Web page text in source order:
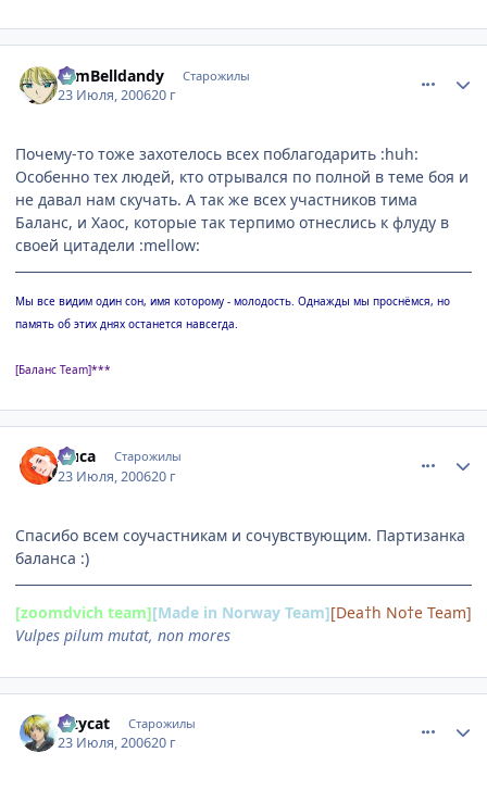
TomBelldandy Старожилы
23 Июля, 200620 г
Почему-то тоже захотелось всех поблагодарить :huh:
Особенно тех людей, кто отрывался по полной в теме боя и
не давал нам скучать. А так же всех участников тима
Баланс, и Хаос, которые так терпимо отнеслись к флуду в
своей цитадели :mellow:
Мы все видим один сон, имя которому - молодость. Однажды мы проснёмся, но
память об этих днях останется навсегда.
[Баланс Team]***
Лиса Старожилы
23 Июля, 200620 г
Спасибо всем соучастникам и сочувствующим. Партизанка
баланса :)
[zoomdvich team][Made in Norway Team][Dea†h No†e Team]
Vulpes pilum mutat, non mores
lazycat Старожилы
23 Июля, 200620 г